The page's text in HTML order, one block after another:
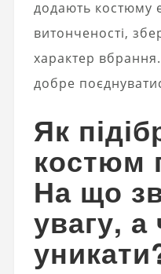
додають костюму
витонченості,
характер
добре
Як
костюм
На що
увагу, а